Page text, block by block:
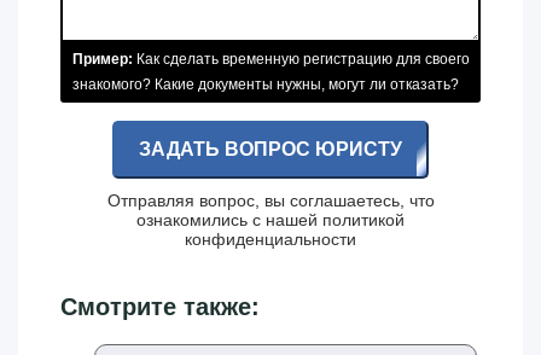
Пример: Как сделать временную регистрацию для своего
знакомого? Какие документы нужны, могут ли отказать?
ЗАДАТЬ ВОПРОС ЮРИСТУ
Отправляя вопрос, вы соглашаетесь, что
ознакомились с нашей политикой
конфиденциальности
Смотрите также: